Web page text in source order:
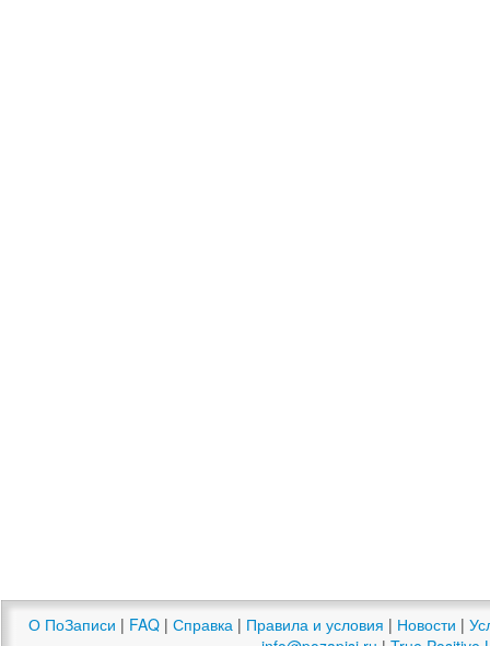
О ПоЗаписи | FAQ | Справка | Правила и условия | Новости |